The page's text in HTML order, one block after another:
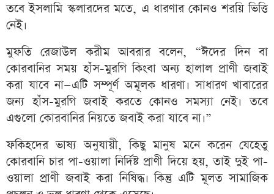
তবে ইসলামি স্কলারদের মতে, এ ধারণার কোনও শরয়ি ভিত্তি
নেই।
মুফতি রেজাউল করীম আবরার বলেন, “ঈদের দিন বা
কোরবানির সময় হাঁস-মুরগি কিংবা অন্য হালাল প্রাণী জবাই
করা যাবে না—এটি সম্পূর্ণ অমূলক ধারণা। সাধারণ খাবারের
জন্য হাঁস-মুরগি জবাই করতে কোনও সমস্যা নেই। তবে
এগুলো কোরবানির নিয়তে জবাই করা যাবে না।”
ফকিহদের ভাষ্য অনুযায়ী, কিছু মানুষ মনে করেন যেহেতু
কোরবানি চার পা-ওয়ালা নির্দিষ্ট প্রাণী দিয়ে হয়, তাই দুই পা-
ওয়ালা প্রাণী জবাই করা নিষিদ্ধ। কিন্তু এটি মূলত সামাজিক